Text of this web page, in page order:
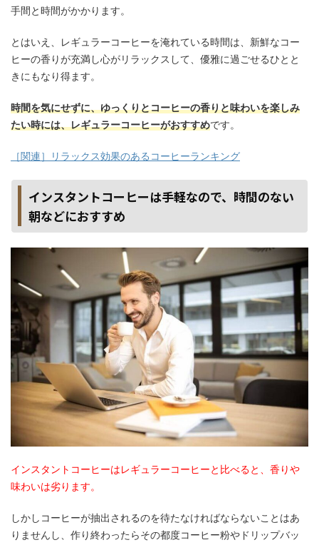
手間と時間がかかります。
とはいえ、レギュラーコーヒーを淹れている時間は、新鮮なコー
ヒーの香りが充満し心がリラックスして、優雅に過ごせるひとと
きにもなり得ます。
時間を気にせずに、ゆっくりとコーヒーの香りと味わいを楽しみ
たい時には、レギュラーコーヒーがおすすめです。
［関連］リラックス効果のあるコーヒーランキング
インスタントコーヒーは手軽なので、時間のない
朝などにおすすめ
インスタントコーヒーはレギュラーコーヒーと比べると、香りや
味わいは劣ります。
しかしコーヒーが抽出されるのを待たなければならないことはあ
りませんし、作り終わったらその都度コーヒー粉やドリップバッ